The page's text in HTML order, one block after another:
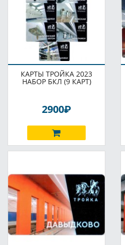
КАРТЫ ТРОЙКА 2023
НАБОР БКЛ (9 КАРТ)
2900P